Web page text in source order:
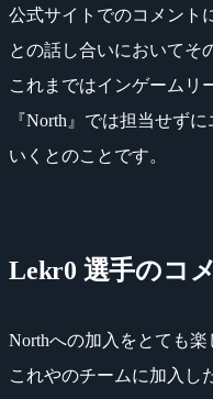
公式サイトでのコメント
との話し合いにおいてそ
これまではインゲームリ
『North』では担当せず
いくとのことです。
Lekr0 選手のコ
Northへの加入をとても
これやのチームに加入し